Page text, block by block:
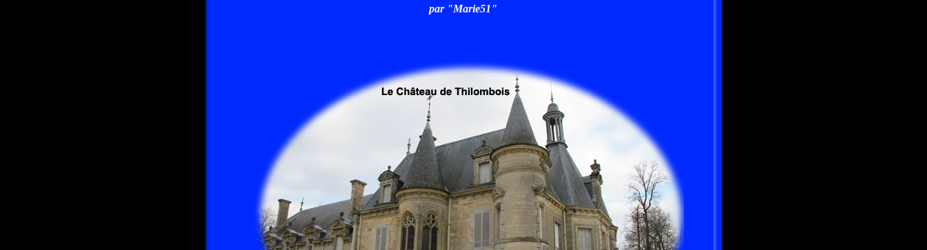
par "Marie51"